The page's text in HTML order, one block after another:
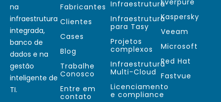
na
infraestrutura
integrada,
banco de
dados e na
gestão
inteligente de
TI.
Fabricantes
Clientes
Cases
Blog
Trabalhe
Conosco
Entre em
contato
Infraestrutura
Infraestrutura
para Tasy
Projetos
complexos
Infraestrutura
Multi-Cloud
Licenciamento
e compliance
Kaspersky
Veeam
Microsoft
Red Hat
Fastvue